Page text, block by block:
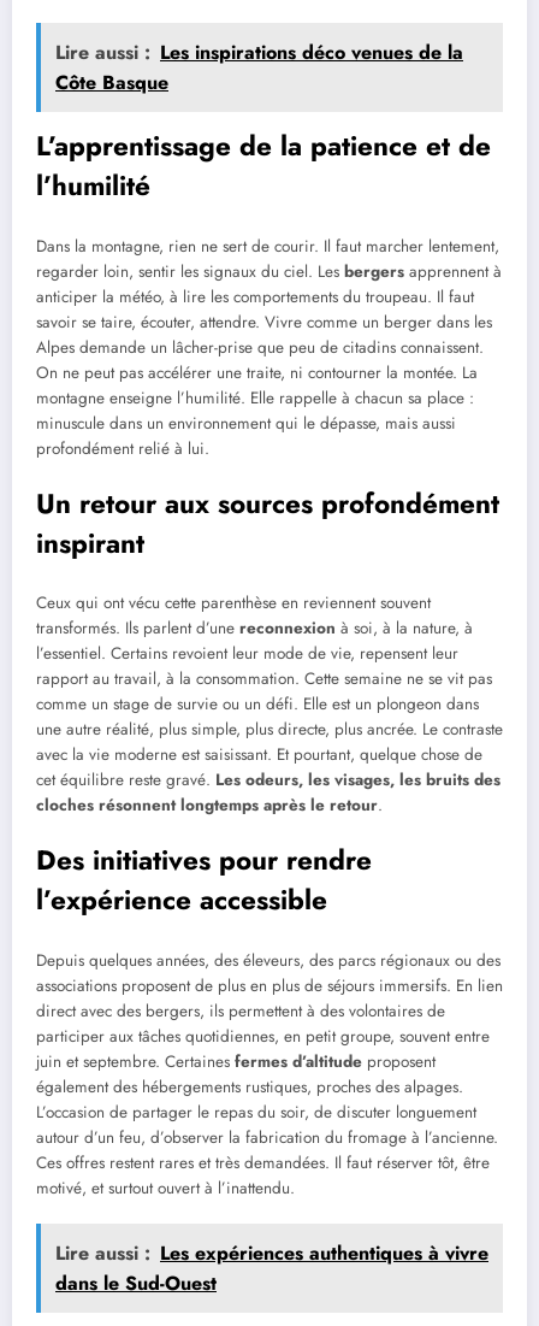
Lire aussi : Les inspirations déco venues de la
Côte Basque
L’apprentissage de la patience et de
l’humilité
Dans la montagne, rien ne sert de courir. Il faut marcher lentement,
regarder loin, sentir les signaux du ciel. Les bergers apprennent à
anticiper la météo, à lire les comportements du troupeau. Il faut
savoir se taire, écouter, attendre. Vivre comme un berger dans les
Alpes demande un lâcher-prise que peu de citadins connaissent.
On ne peut pas accélérer une traite, ni contourner la montée. La
montagne enseigne l’humilité. Elle rappelle à chacun sa place :
minuscule dans un environnement qui le dépasse, mais aussi
profondément relié à lui.
Un retour aux sources profondément
inspirant
Ceux qui ont vécu cette parenthèse en reviennent souvent
transformés. Ils parlent d’une reconnexion à soi, à la nature, à
l’essentiel. Certains revoient leur mode de vie, repensent leur
rapport au travail, à la consommation. Cette semaine ne se vit pas
comme un stage de survie ou un défi. Elle est un plongeon dans
une autre réalité, plus simple, plus directe, plus ancrée. Le contraste
avec la vie moderne est saisissant. Et pourtant, quelque chose de
cet équilibre reste gravé. Les odeurs, les visages, les bruits des
cloches résonnent longtemps après le retour.
Des initiatives pour rendre
l’expérience accessible
Depuis quelques années, des éleveurs, des parcs régionaux ou des
associations proposent de plus en plus de séjours immersifs. En lien
direct avec des bergers, ils permettent à des volontaires de
participer aux tâches quotidiennes, en petit groupe, souvent entre
juin et septembre. Certaines fermes d’altitude proposent
également des hébergements rustiques, proches des alpages.
L’occasion de partager le repas du soir, de discuter longuement
autour d’un feu, d’observer la fabrication du fromage à l’ancienne.
Ces offres restent rares et très demandées. Il faut réserver tôt, être
motivé, et surtout ouvert à l’inattendu.
Lire aussi : Les expériences authentiques à vivre
dans le Sud-Ouest